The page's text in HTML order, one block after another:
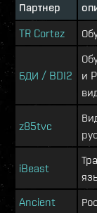
Партнер
TR Cortez
БДИ / BDI2
и
z85tvc
iBeast
Ancient